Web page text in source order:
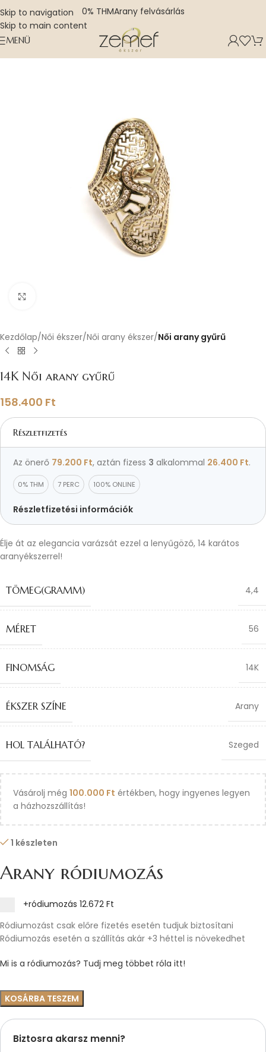
Skip to navigation
Skip to main content
0% THMArany felvásárlás
MENÜ
Kezdőlap Női ékszer Női arany ékszer Női arany gyűrű
14K Női arany gyűrű
158.400 Ft
Részletfizetés
Az önerő 79.200 Ft, aztán fizess 3 alkalommal 26.400 Ft.
0% THM 7 PERC 100% ONLINE
Részletfizetési információk
Élje át az elegancia varázsát ezzel a lenyűgöző, 14 karátos
aranyékszerrel!
TÖMEG(GRAMM) 4,4
MÉRET 56
FINOMSÁG 14K
ÉKSZER SZÍNE Arany
HOL TALÁLHATÓ? Szeged
Vásárolj még 100.000 Ft értékben, hogy ingyenes legyen
a házhozszállítás!
1 készleten
Arany ródiumozás
+ródiumozás 12.672 Ft
Ródiumozást csak előre fizetés esetén tudjuk biztosítani
Ródiumozás esetén a szállítás akár +3 héttel is növekedhet
Mi is a ródiumozás? Tudj meg többet róla itt!
KOSÁRBA TESZEM
Biztosra akarsz menni?